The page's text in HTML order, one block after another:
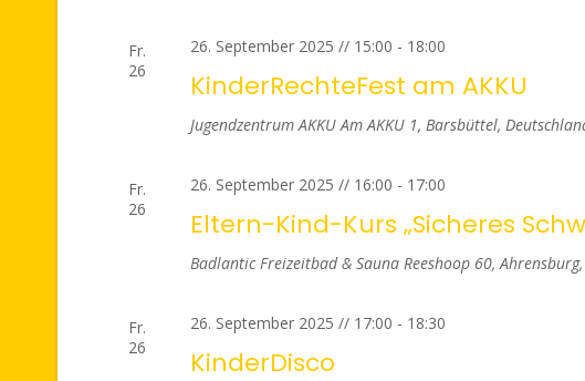
Fr.
26
26. September 2025 // 15:00 - 18:00
KinderRechteFest am AKKU
Jugendzentrum AKKUAm AKKU 1, Barsbüttel,
Fr.
26
26. September 2025 // 16:00 - 17:00
Eltern-Kind-Kurs „Sicheres
Badlantic Freizeitbad & Sauna Reeshoop 60,
Fr.
26
26. September 2025 // 17:00 - 18:30
KinderDisco